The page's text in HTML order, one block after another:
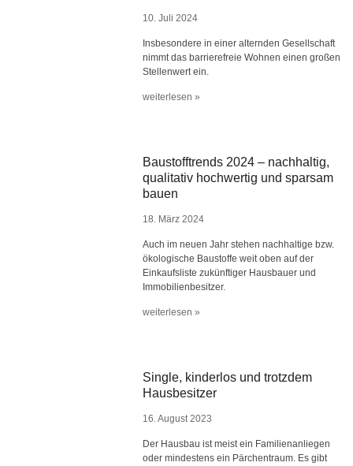
10. Juli 2024
Insbesondere in einer alternden Gesellschaft
nimmt das barrierefreie Wohnen einen großen
Stellenwert ein.
weiterlesen »
Baustofftrends 2024 – nachhaltig,
qualitativ hochwertig und sparsam
bauen
18. März 2024
Auch im neuen Jahr stehen nachhaltige bzw.
ökologische Baustoffe weit oben auf der
Einkaufsliste zukünftiger Hausbauer und
Immobilienbesitzer.
weiterlesen »
Single, kinderlos und trotzdem
Hausbesitzer
16. August 2023
Der Hausbau ist meist ein Familienanliegen
oder mindestens ein Pärchentraum. Es gibt